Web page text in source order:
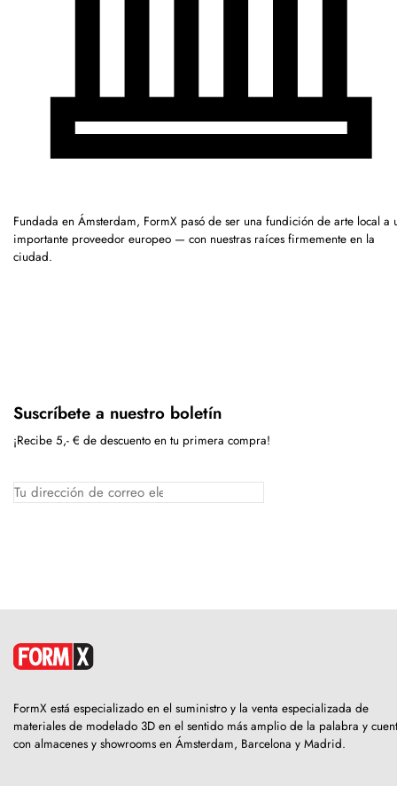
Fundada en Ámsterdam, FormX pasó de ser una fundición de arte local a
importante proveedor europeo — con nuestras raíces firmemente en la
ciudad.
Suscríbete a nuestro boletín
¡Recibe 5,- € de descuento en tu primera compra!
FormX está especializado en el suministro y la venta especializada de
materiales de modelado 3D en el sentido más amplio de la palabra y
con almacenes y showrooms en Ámsterdam, Barcelona y Madrid.